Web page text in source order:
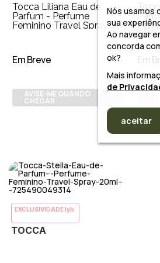
Tocca Liliana Eau de
Parfum - Perfume
Feminino Travel Spray
Em Breve
AVISE-ME QUANDO
CHEGAR
20ml
Em
EXCLUSIVIDADE lyb.
TOCCA
Nós usamos
sua
Ao navegar
concorda
ok?
Mais
de
aceitar